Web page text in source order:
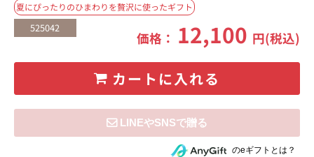
夏にぴったりのひまわりを贅沢に使ったギフト
525042
価格： 12,100 円(税込)
カートに入れる
住所を知らない相手にeギフトで贈るのeギフトとは？